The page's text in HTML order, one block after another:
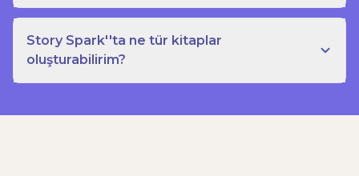
Story Spark''ta ne tür kitaplar
oluşturabilirim?